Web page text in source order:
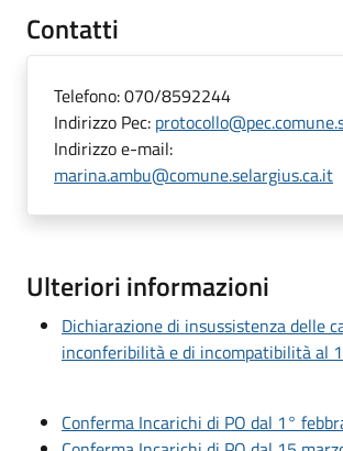
Contatti
Telefono:070/8592244
Indirizzo Pec:
Indirizzo e-mail:
marina.ambu@comune.selargius.ca.it
Ulteriori informazioni
Dichiarazione di insussistenza delle
inconferibilità e di incompatibilità al
Conferma Incarichi di PO dal 1°